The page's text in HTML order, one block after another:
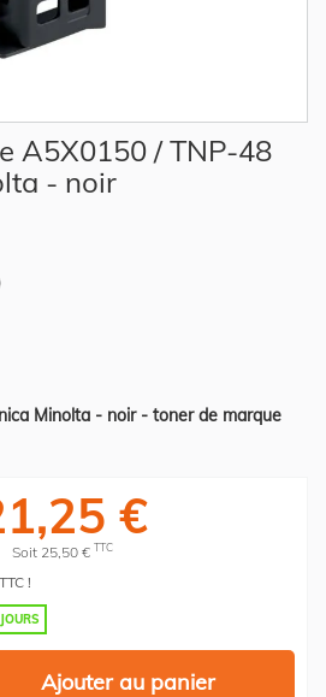
A5X0150 / TNP-48
- noir
Minolta - noir - toner de marque
€
Soit 25,50 € TTC
!
Ajouter au panier